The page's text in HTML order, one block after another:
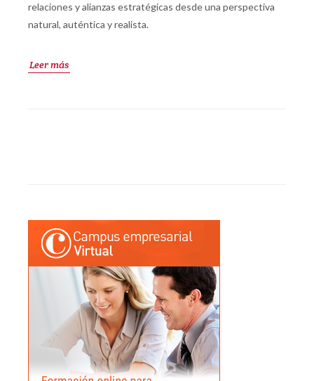
relaciones y alianzas estratégicas desde una perspectiva
natural, auténtica y realista.
Leer más